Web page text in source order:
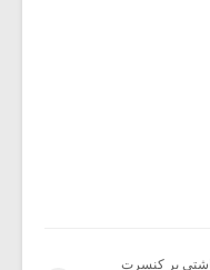
بر کنسرتِ